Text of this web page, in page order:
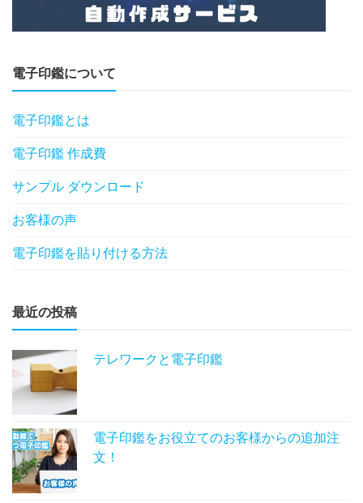
電子印鑑について
電子印鑑とは
電子印鑑 作成費
サンプル ダウンロード
お客様の声
電子印鑑を貼り付ける方法
最近の投稿
テレワークと電子印鑑
電子印鑑をお役立てのお客様からの追加注
文！